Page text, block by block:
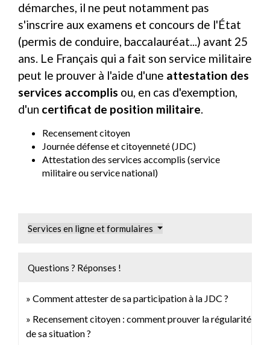
démarches, il ne peut notamment pas
s'inscrire aux examens et concours de l'État
(permis de conduire, baccalauréat...) avant 25
ans. Le Français qui a fait son service militaire
peut le prouver à l'aide d'une attestation des
services accomplis ou, en cas d'exemption,
d'un certificat de position militaire.
Recensement citoyen
Journée défense et citoyenneté (JDC)
Attestation des services accomplis (service
militaire ou service national)
Services en ligne et formulaires
Questions ? Réponses !
Comment attester de sa participation à la JDC ?
Recensement citoyen : comment prouver la régularité
de sa situation ?